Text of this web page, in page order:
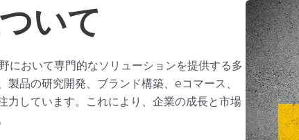
いて
において専門的なソリューションを提供する多
製品の研究開発、ブランド構築、eコマース、
力しています。これにより、企業の成長と市場